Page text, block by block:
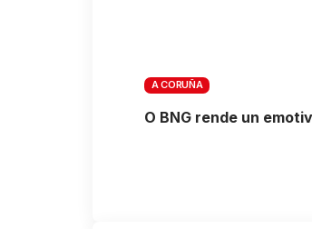
A CORUÑA
O BNG rende un